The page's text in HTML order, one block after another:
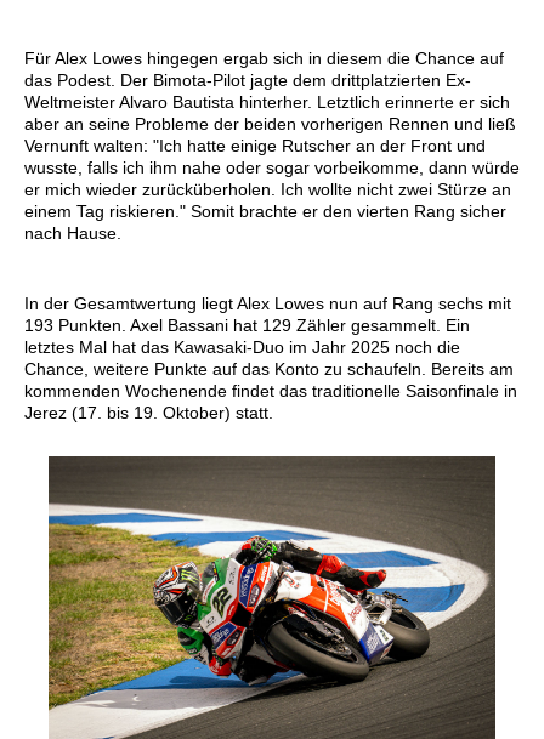
Für Alex Lowes hingegen ergab sich in diesem die Chance auf
das Podest. Der Bimota-Pilot jagte dem drittplatzierten Ex-
Weltmeister Alvaro Bautista hinterher. Letztlich erinnerte er sich
aber an seine Probleme der beiden vorherigen Rennen und ließ
Vernunft walten: "Ich hatte einige Rutscher an der Front und
wusste, falls ich ihm nahe oder sogar vorbeikomme, dann würde
er mich wieder zurücküberholen. Ich wollte nicht zwei Stürze an
einem Tag riskieren." Somit brachte er den vierten Rang sicher
nach Hause.
In der Gesamtwertung liegt Alex Lowes nun auf Rang sechs mit
193 Punkten. Axel Bassani hat 129 Zähler gesammelt. Ein
letztes Mal hat das Kawasaki-Duo im Jahr 2025 noch die
Chance, weitere Punkte auf das Konto zu schaufeln. Bereits am
kommenden Wochenende findet das traditionelle Saisonfinale in
Jerez (17. bis 19. Oktober) statt.